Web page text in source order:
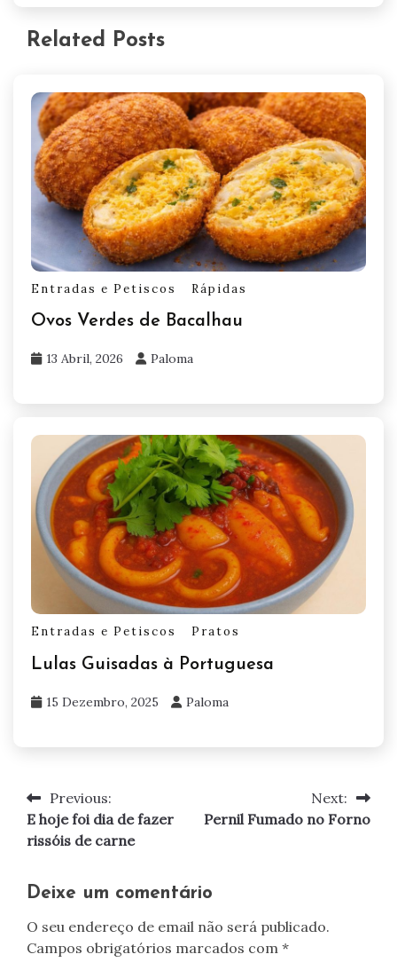
Related Posts
Entradas e Petiscos Rápidas
Ovos Verdes de Bacalhau
13 Abril, 2026 Paloma
Entradas e Petiscos Pratos
Lulas Guisadas à Portuguesa
15 Dezembro, 2025 Paloma
Navegação
de
Previous:
E hoje foi dia de fazer
rissóis de carne
Next:
Pernil Fumado no Forno
Deixe um comentário
O seu endereço de email não será publicado.
Campos obrigatórios marcados com *